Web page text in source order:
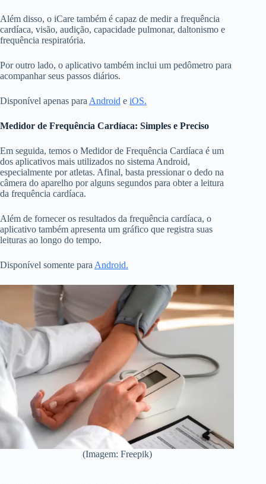
Além disso, o iCare também é capaz de medir a frequência
cardíaca, visão, audição, capacidade pulmonar, daltonismo e
frequência respiratória.
Por outro lado, o aplicativo também inclui um pedômetro para
acompanhar seus passos diários.
Disponível apenas paraAndroid e iOS.
Medidor de Frequência Cardíaca: Simples e Preciso
Em seguida, temos o Medidor de Frequência Cardíaca é um
dos aplicativos mais utilizados no sistema Android,
especialmente por atletas. Afinal, basta pressionar o dedo na
câmera do aparelho por alguns segundos para obter a leitura
da frequência cardíaca.
Além de fornecer os resultados da frequência cardíaca, o
aplicativo também apresenta um gráfico que registra suas
leituras ao longo do tempo.
Disponível somente paraAndroid.
(Imagem: Freepik)